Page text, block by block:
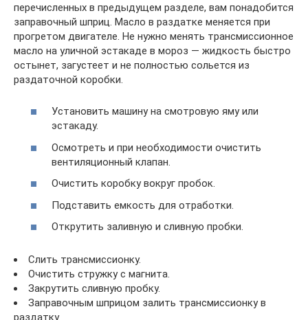
перечисленных в предыдущем разделе, вам понадобится
заправочный шприц. Масло в раздатке меняется при
прогретом двигателе. Не нужно менять трансмиссионное
масло на уличной эстакаде в мороз — жидкость быстро
остынет, загустеет и не полностью сольется из
раздаточной коробки.
Установить машину на смотровую яму или
эстакаду.
Осмотреть и при необходимости очистить
вентиляционный клапан.
Очистить коробку вокруг пробок.
Подставить емкость для отработки.
Открутить заливную и сливную пробки.
Слить трансмиссионку.
Очистить стружку с магнита.
Закрутить сливную пробку.
Заправочным шприцом залить трансмиссионку в
раздатку.